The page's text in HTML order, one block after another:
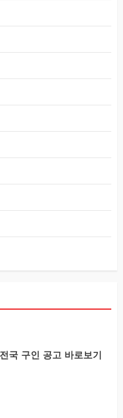
국 구인 공고 바로보기